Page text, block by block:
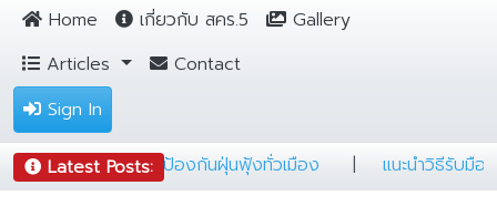
Home เกี่ยวกับ สคร.5
Gallery
Articles
Contact
Sign In
Latest Posts:
|สายแคมป์ต้องรู้|5 ข้อ ป้องกันฝุ่นฟุ้งทั่วเมือง